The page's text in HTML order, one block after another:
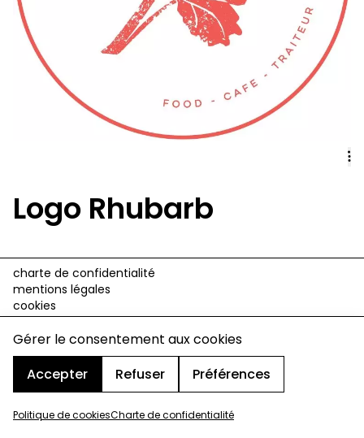
Gérer le consentement aux cookies
Accepter
Refuser Préférences
Politique de cookiesCharte de confidentialité
A
Logo Rhubarb
charte de confidentialité
mentions légales
cookies
design & développement :© signelazer.com